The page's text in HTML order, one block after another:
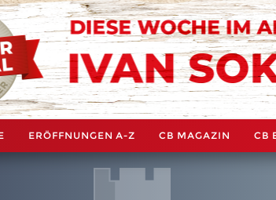
ERÖFFNUNGEN A-Z CB MAGAZIN CB